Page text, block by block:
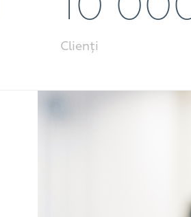
Clienți
Pentru un